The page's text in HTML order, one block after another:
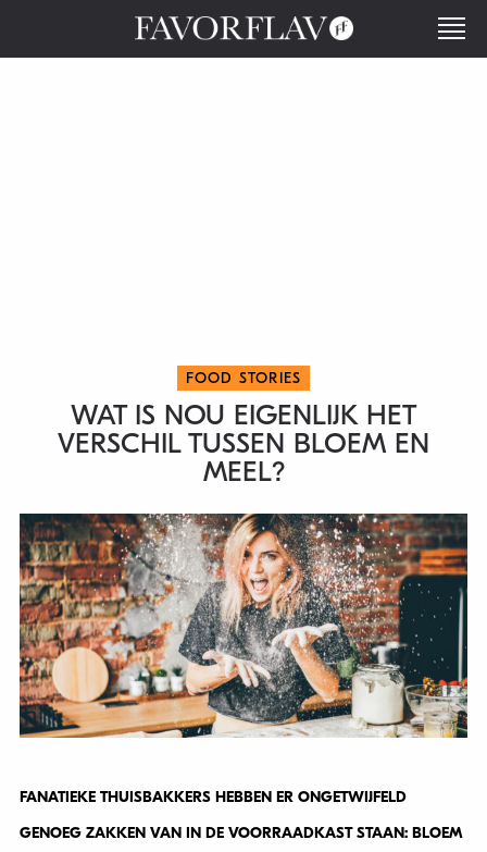
FOOD STORIES
WAT IS NOU EIGENLIJK HET
VERSCHIL TUSSEN BLOEM EN
MEEL?
FANATIEKE THUISBAKKERS HEBBEN ER ONGETWIJFELD
GENOEG ZAKKEN VAN IN DE VOORRAADKAST STAAN: BLOEM